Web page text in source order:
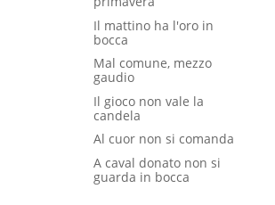
Il mattino ha l'oro in
bocca
Mal comune, mezzo
gaudio
Il gioco non vale la
candela
Al cuor non si comanda
A caval donato non si
guarda in bocca